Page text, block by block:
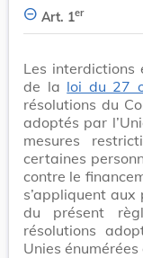
Art. 1er
Les interdictions
de la loi du 27
résolutions du
adoptés par
mesures
certaines
contre le
s’appliquent aux
du présent
résolutions
Unies